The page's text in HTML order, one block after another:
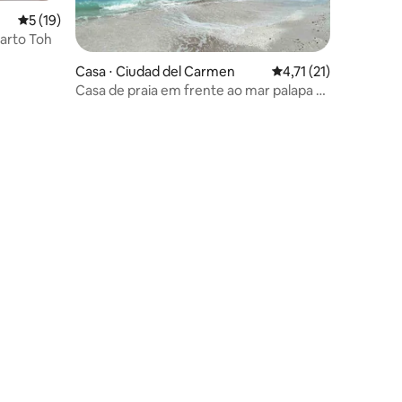
5 de uma avaliação média de 5, 19 avaliações
5 (19)
Toh
Casa ⋅ Ciudad del Carmen
4,71 de uma
4,71 (21)
Casa de praia em frente ao mar palapa e